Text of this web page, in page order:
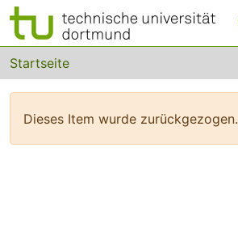
Bereiche & Sammlungen
Das gesamte Repositorium
FAQ
Startseite
Dieses Item wurde zurückgezogen.